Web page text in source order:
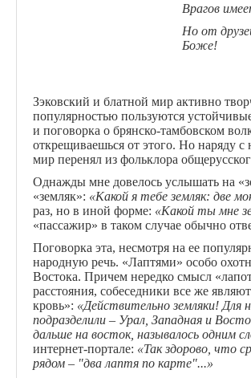
Врагов
Но от
Боже!
Зэковский и блатной мир активно
популярностью пользуются
и поговорка о брянско-тамбовском
открещиваешься от этого. Но наряду
мир перенял из фольклора
Однажды мне довелось услышать на
«земляк»: «Какой я тебе земляк: две
раз, но в иной форме: «Какой ты мне
«пассажир» в таком случае обычно
Поговорка эта, несмотря на ее
народную речь. «Лаптями» особо
Востока. Причем нередко смысл
расстояния, собеседники все же
кровь»: «Действительно земляки! Для
подразделили – Урал, Западная и
дальше на восток, называлось одним
интернет-портале: «Так здорово, что
рядом – "два лаптя по карте"...»